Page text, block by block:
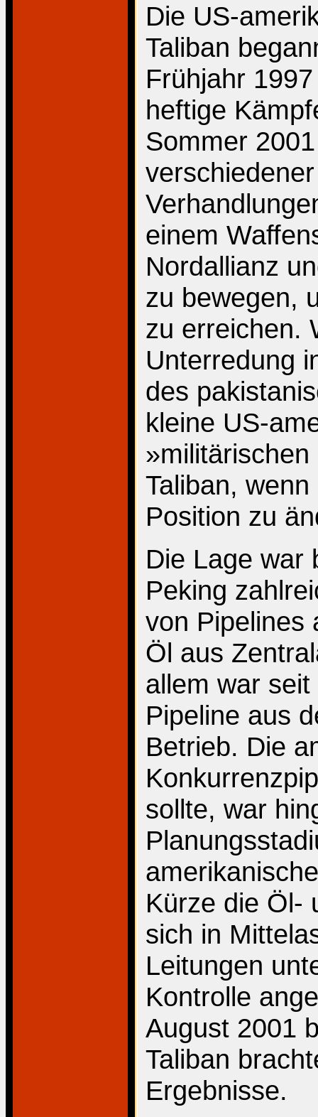
Die US-
Taliban
Frühjahr
heftige
Sommer
einem
Nordallianz
zu bewegen,
zu erreichen.
Unterredung
des
kleine US-
Taliban,
Position zu
Die Lage war
Peking
von Pipelines
Öl aus
allem war
Pipeline aus
Betrieb. Die
sollte, war
Kürze die Öl-
sich in
Leitungen
Kontrolle
August 2001
Taliban
Ergebnisse.